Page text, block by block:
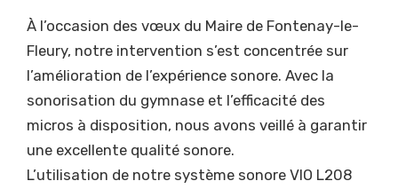
À l’occasion des vœux du Maire de Fontenay-le-
Fleury, notre intervention s’est concentrée sur
l’amélioration de l’expérience sonore. Avec la
sonorisation du gymnase et l’efficacité des
micros à disposition, nous avons veillé à garantir
une excellente qualité sonore.
L’utilisation de notre système sonore VIO L208